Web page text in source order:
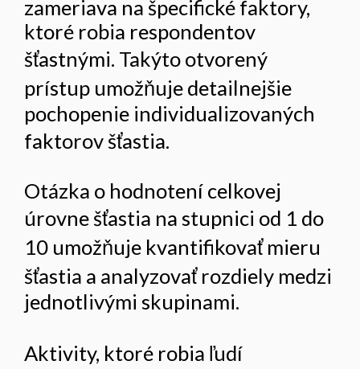
zameriava na špecifické faktory,
ktoré robia respondentov
šťastnými. Takýto otvorený
prístup umožňuje detailnejšie
pochopenie individualizovaných
faktorov šťastia.
Otázka o hodnotení celkovej
úrovne šťastia na stupnici od 1 do
10 umožňuje kvantifikovať mieru
šťastia a analyzovať rozdiely medzi
jednotlivými skupinami.
Aktivity, ktoré robia ľudí